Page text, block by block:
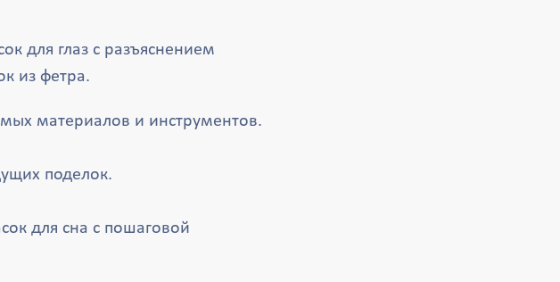
для глаз с разъяснением
из фетра.
материалов и инструментов.
поделок.
для сна с пошаговой